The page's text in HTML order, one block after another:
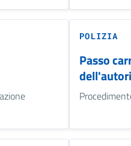
POLIZIA
Passo